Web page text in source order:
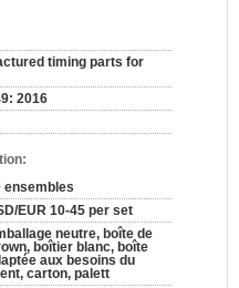
timing parts for
2016
ensembles
EUR 10-45 per set
neutre, boîte de
boîtier blanc, boîte
aux besoins du
carton, palett